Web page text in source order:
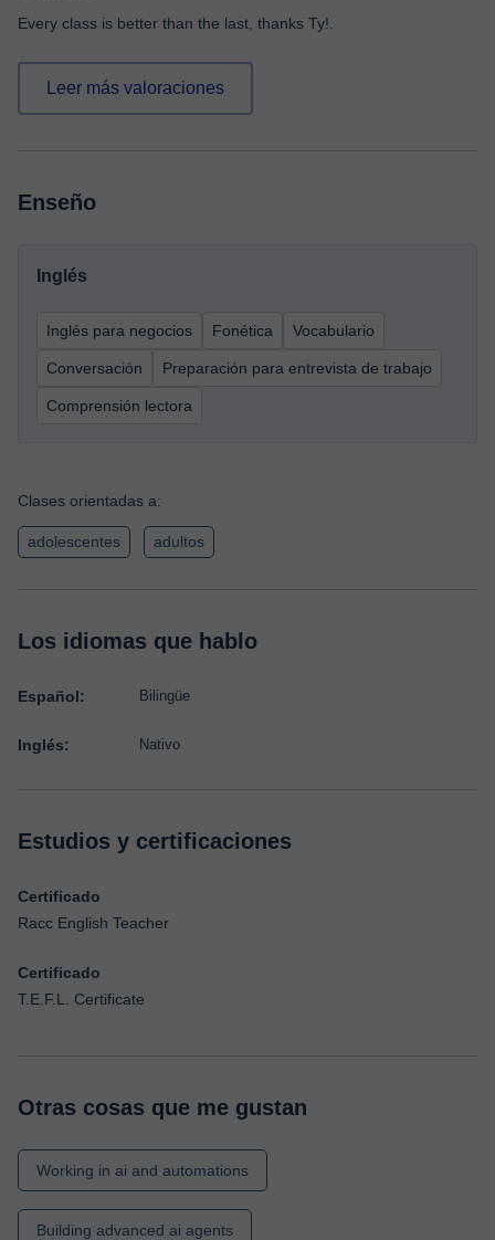
Every class is better than the last, thanks Ty!.
Leer más valoraciones
Enseño
Inglés
Inglés para negocios Fonética Vocabulario
Conversación Preparación para entrevista de trabajo
Comprensión lectora
Clases orientadas a:
adolescentes adultos
Los idiomas que hablo
Español: Bilingüe
Inglés: Nativo
Estudios y certificaciones
Certificado
Racc English Teacher
Certificado
T.E.F.L. Certificate
Otras cosas que me gustan
Working in ai and automations
Building advanced ai agents